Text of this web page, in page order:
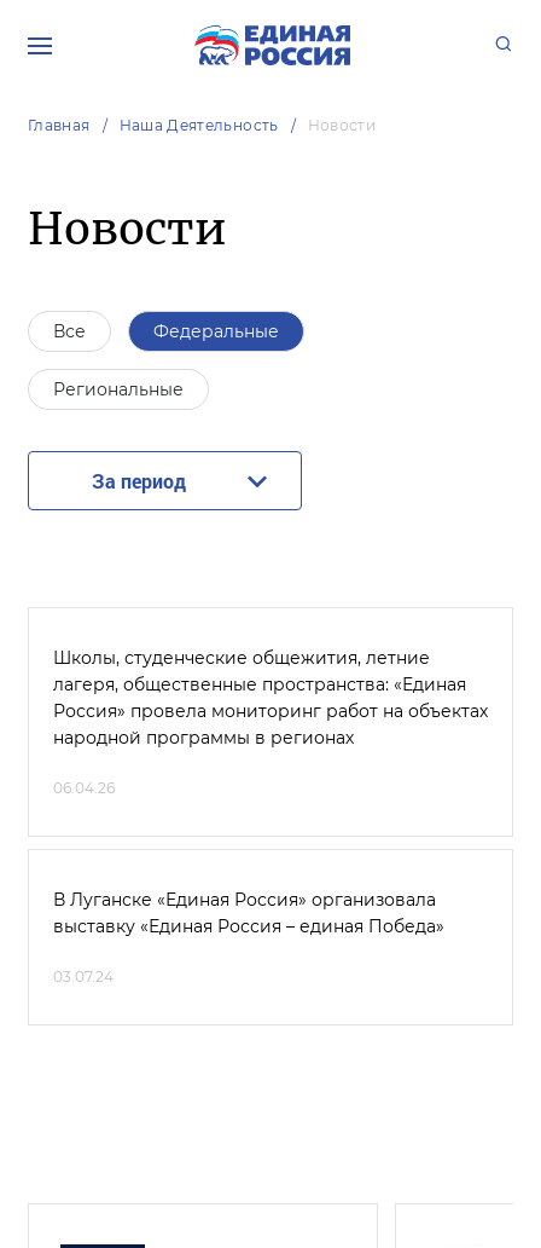
Главная Наша Деятельность Новости
Новости
Все Федеральные
Региональные
За период
Школы, студенческие общежития, летние
лагеря, общественные пространства: «Единая
Россия» провела мониторинг работ на объектах
народной программы в регионах
06.04.26
В Луганске «Единая Россия» организовала
выставку «Единая Россия – единая Победа»
03.07.24